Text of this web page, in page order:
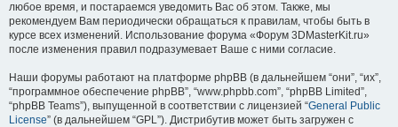
любое время, и постараемся уведомить Вас об этом. Также, мы
рекомендуем Вам периодически обращаться к правилам, чтобы быть в
курсе всех изменений. Использование форума «Форум 3DMasterKit.ru»
после изменения правил подразумевает Ваше с ними согласие.
Наши форумы работают на платформе phpBB (в дальнейшем “они”, “их”,
“программное обеспечение phpBB”, “www.phpbb.com”, “phpBB Limited”,
“phpBB Teams”), выпущенной в соответствии с лицензией “General Public
License” (в дальнейшем “GPL”). Дистрибутив может быть загружен с